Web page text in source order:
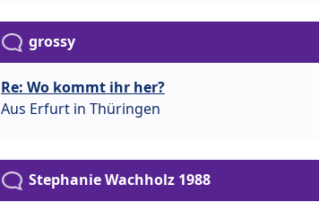
grossy
Re: Wo kommt ihr her?
Aus Erfurt in Thüringen
Stephanie Wachholz 1988